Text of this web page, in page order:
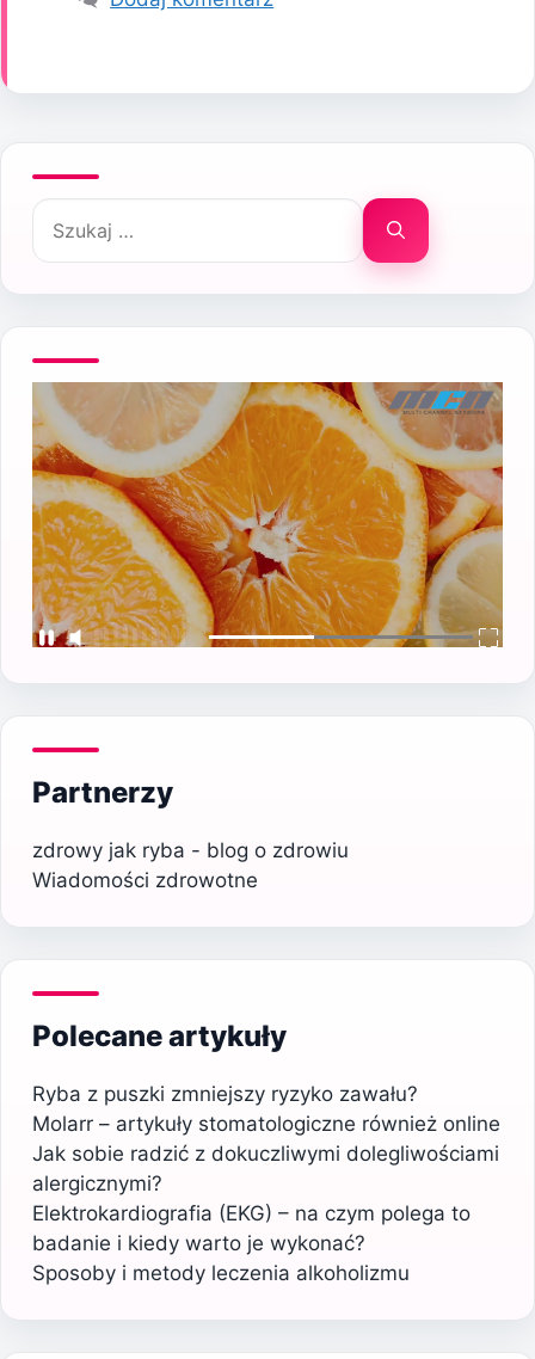
Szukaj:
Partnerzy
zdrowy jak ryba - blog o zdrowiu
Wiadomości zdrowotne
Polecane artykuły
Ryba z puszki zmniejszy ryzyko zawału?
Molarr – artykuły stomatologiczne również online
Jak sobie radzić z dokuczliwymi dolegliwościami
alergicznymi?
Elektrokardiografia (EKG) – na czym polega to
badanie i kiedy warto je wykonać?
Sposoby i metody leczenia alkoholizmu